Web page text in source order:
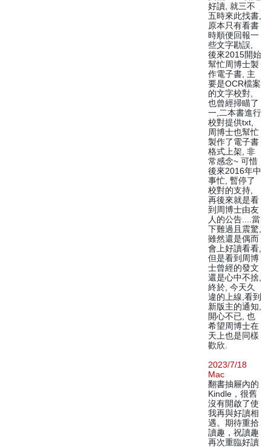
好讀, 就三不
五時來此找書,
原本只有看書
時順便回報一
些文字勘誤,
後來2015開始
幫忙周博士製
作電子書, 主
要是OCR檔案
的文字校對,
也曾經掃瞄了
一,二本書進行
校對提供txt,
周博士也幫忙
製作了電子書
格式上架, 非
常感念~ 可惜
後來2016年中
事忙, 暫停了
校對的支持,
再後來就是看
到周博士由友
人的公告....當
下難過且震驚,
雖然還是偶而
會上好讀看看,
但是看到周博
士曾經的發文
還是心中不捨,
終於, 今天久
違的上線,看到
新版主的通知,
開心不已, 也
希望周博士在
天上也是同樣
歡欣.
2023/7/18
Mac
翻書抽屜內的
Kindle，很舊
沒有開啟了使
我再與好讀相
遇。期待重拾
讀趣，祝讀趣
再次重臨好讀